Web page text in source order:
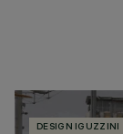
DESIGN IGUZZINI